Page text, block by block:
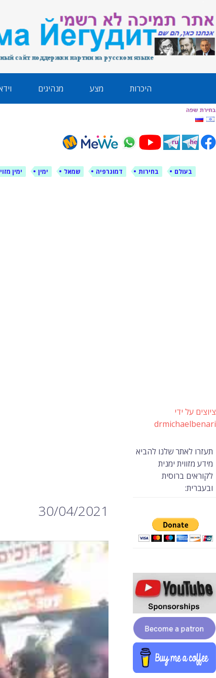
לימין
היכרות מצע מנהיגים
בעולם בחירות דמוגרפיה שמאל ימין ימין
30/04/2021
ציוצים על ידי
drmichaelbenari
תעזרו לאתר שלנו להביא
מידע מזווית ימנית
לקוראים ברוסית
ובעברית: